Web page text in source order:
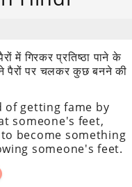
में गिरकर प्रतिष्ठा पाने के
पैरों पर चलकर कुछ बनने की
of getting fame by
someone's feet,
become something
someone's feet.